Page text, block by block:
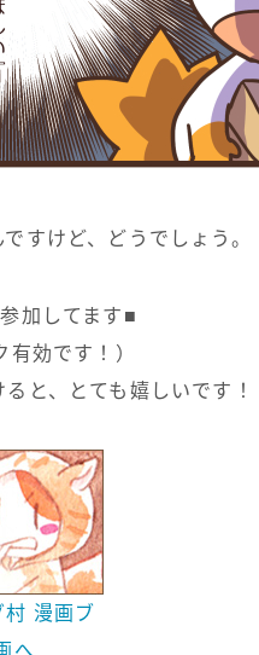
すけど、どうでしょう。
加してます■
有効です！）
と、とても嬉しいです！